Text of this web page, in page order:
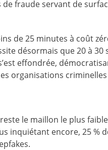
fraude servant de
de 25 minutes à coût
désormais que 20 à 30
effondrée,
organisations
le maillon le plus
inquiétant encore, 25 %